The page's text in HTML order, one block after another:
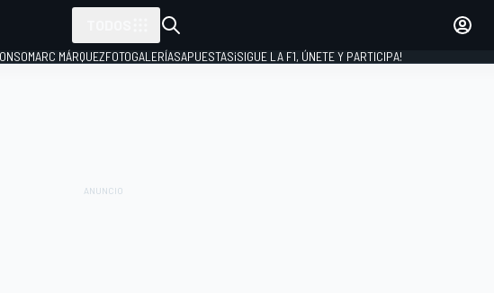
MARC MÁRQUEZFOTOGALERÍASAPUESTAS¡SIGUE LA F1, ÚNETE Y PARTICIPA!